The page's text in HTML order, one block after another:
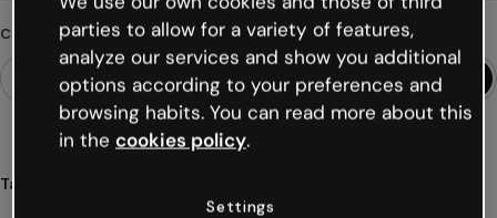
Cerchi qualcosa di diverso?
Tags
story
parties to allow for a variety of features,
analyze our services and show you additional
options according to your preferences and
browsing habits. You can read more about this
in the cookies policy.
Settings